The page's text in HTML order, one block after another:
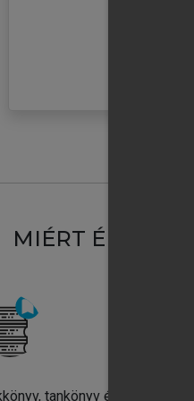
MIÉRT
tankönyv és